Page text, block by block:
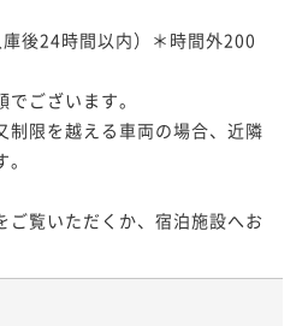
後24時間以内）＊時間外200
ございます。
制限を越える車両の場合、近隣
ご覧いただくか、宿泊施設へお